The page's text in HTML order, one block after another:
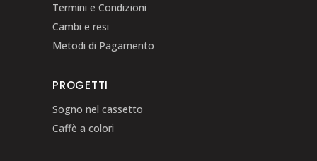
Termini e Condizioni
Cambi e resi
Metodi di Pagamento
PROGETTI
Sogno nel cassetto
Caffè a colori